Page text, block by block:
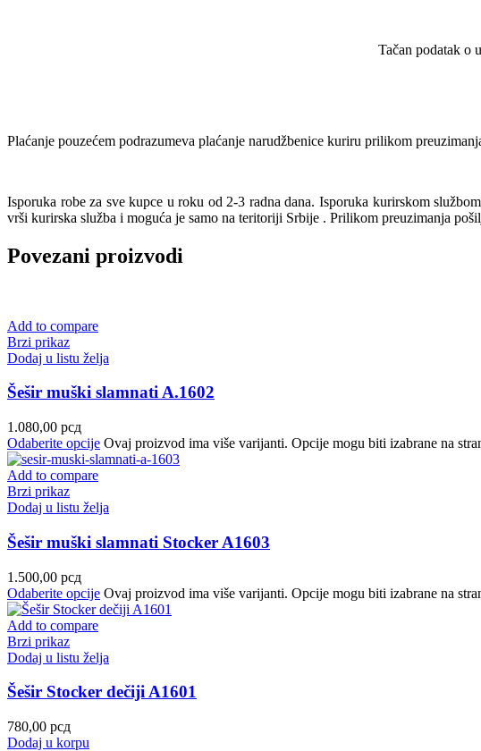
Tačan podatak o
Plaćanje pouzećem podrazumeva plaćanje narudžbenice kuriru prilikom
Isporuka robe za sve kupce u roku od 2-3 radna dana. Isporuka kurirskom
vrši kurirska služba i moguća je samo na teritoriji Srbije . Prilikom preuzimanja
Povezani proizvodi
Add to compare
Brzi prikaz
Dodaj u listu želja
Šešir muški slamnati A.1602
1.080,00 рсд
Odaberite opcije Ovaj proizvod ima više varijanti. Opcije mogu biti izabrane na
Add to compare
Brzi prikaz
Dodaj u listu želja
Šešir muški slamnati Stocker A1603
1.500,00 рсд
Odaberite opcije Ovaj proizvod ima više varijanti. Opcije mogu biti izabrane na
Add to compare
Brzi prikaz
Dodaj u listu želja
Šešir Stocker dečiji A1601
780,00 рсд
Dodaj u korpu